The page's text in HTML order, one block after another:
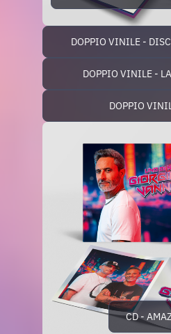
DOPPIO VINILE -
DOPPIO VINILE -
DOPPIO
CD -